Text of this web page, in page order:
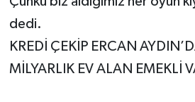
dedi.
KREDİ ÇEKİP ERCAN
MİLYARLIK EV ALAN EMEKLİ